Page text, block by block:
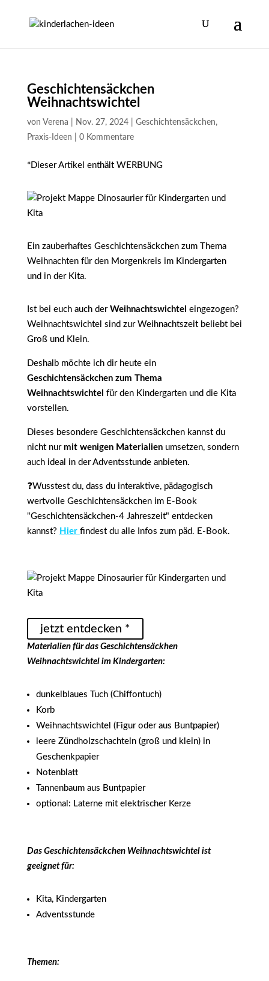
Geschichtensäckchen
Weihnachtswichtel
von Verena Nov. 27, 2024| Geschichtensäckchen,
Praxis-Ideen
0 Kommentare
*Dieser Artikel enthält WERBUNG
Ein zauberhaftes Geschichtensäckchen zum Thema
Weihnachten für den Morgenkreis im Kindergarten
und in der Kita.
Ist bei euch auch der Weihnachtswichtel eingezogen?
Weihnachtswichtel sind zur Weihnachtszeit beliebt bei
Groß und Klein.
Deshalb möchte ich dir heute ein
Geschichtensäckchen zum Thema
Weihnachtswichtel für den Kindergarten und die Kita
vorstellen.
Dieses besondere Geschichtensäckchen kannst du
nicht nur mit wenigen Materialienumsetzen, sondern
auch ideal in der Adventsstunde anbieten.
❓Wusstest du, dass du interaktive, pädagogisch
wertvolle Geschichtensäckchen im E-Book
"Geschichtensäckchen-4 Jahreszeit" entdecken
kannst? Hier findest du alle Infos zum päd. E-Book.
jetzt entdecken *
Materialien für das Geschichtensäckhen
Weihnachtswichtel im Kindergarten:
dunkelblaues Tuch (Chiffontuch)
Korb
Weihnachtswichtel (Figur oder aus Buntpapier)
leere Zündholzschachteln (groß und klein) in
Geschenkpapier
Notenblatt
Tannenbaum aus Buntpapier
optional: Laterne mit elektrischer Kerze
Das Geschichtensäckchen Weihnachtswichtel ist
geeignet für:
Kita, Kindergarten
Adventsstunde
Themen: